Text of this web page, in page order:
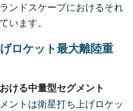
ンドスケープにおけるそれ
います。
ロケット最大離陸重
ける中量型セグメント
ントは衛星打ち上げロケッ